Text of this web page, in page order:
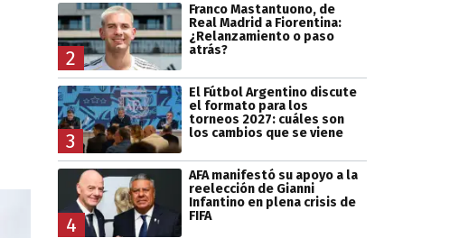
2
Franco Mastantuono, de
Real Madrid a Fiorentina:
¿Relanzamiento o paso
atrás?
3
El Fútbol Argentino discute
el formato para los
torneos 2027: cuáles son
los cambios que se viene
4
AFA manifestó su apoyo a la
reelección de Gianni
Infantino en plena crisis de
FIFA